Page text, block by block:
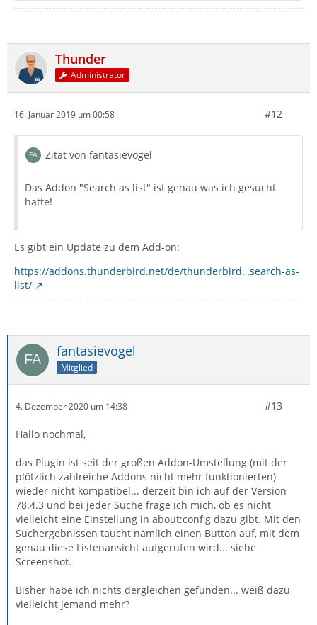
Thunder
Administrator
16. Januar 2019 um 00:58 #12
Zitat von fantasievogel
Das Addon "Search as list" ist genau was ich gesucht
hatte!
Es gibt ein Update zu dem Add-on:
https://addons.thunderbird.net/de/thunderbird…search-as-
list/
fantasievogel
Mitglied
4. Dezember 2020 um 14:38 #13
Hallo nochmal,
das Plugin ist seit der großen Addon-Umstellung (mit der
plötzlich zahlreiche Addons nicht mehr funktionierten)
wieder nicht kompatibel... derzeit bin ich auf der Version
78.4.3 und bei jeder Suche frage ich mich, ob es nicht
vielleicht eine Einstellung in about:config dazu gibt. Mit den
Suchergebnissen taucht nämlich einen Button auf, mit dem
genau diese Listenansicht aufgerufen wird... siehe
Screenshot.
Bisher habe ich nichts dergleichen gefunden... weiß dazu
vielleicht jemand mehr?